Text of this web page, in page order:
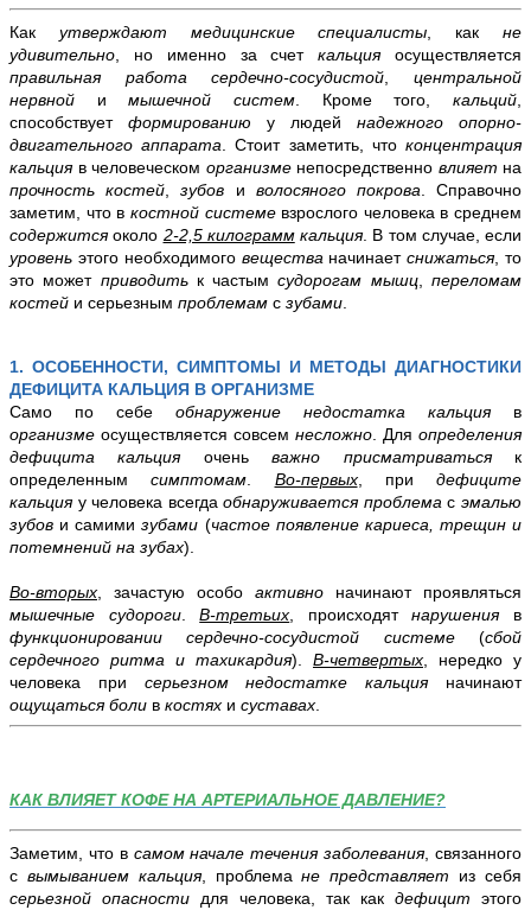
Как утверждают медицинские специалисты, какне
удивительно, но именно за счеткальцияосуществляется
правильная работа сердечно-сосудистой,центральной
нервной имышечной систем. Кроме того,кальций,
способствует формированию у людей надежного опорно-
двигательного аппарата. Стоит заметить, чтоконцентрация
кальция в человеческом организме непосредственно влияет на
прочность костей,зубов и волосяного покрова. Справочно
заметим, что в костной системевзрослого человека в среднем
содержитсяоколо 2-2,5 килограмм кальция. В том случае, если
уровень этого необходимого вещества начинаетснижаться, то
это может приводить к частымсудорогам мышц,переломам
костей и серьезным проблемам с зубами.
1. ОСОБЕННОСТИ, СИМПТОМЫ И МЕТОДЫ ДИАГНОСТИКИ
ДЕФИЦИТА КАЛЬЦИЯ В ОРГАНИЗМЕ
Само по себе обнаружение недостатка кальцияв
организме осуществляется совсем несложно. Для определения
дефицита кальция оченьважно присматриваться к
определеннымсимптомам. Во-первых, при дефиците
кальция у человека всегдаобнаруживается проблемасэмалью
зубов и самимизубами (частое появление кариеса, трещин и
потемнений на зубах).
Во-вторых, зачастую особо активно начинают проявляться
мышечные судороги.В-третьих, происходятнарушения в
функционировании сердечно-сосудистой системе(сбой
сердечного ритма и тахикардия). В-четвертых, нередко у
человека при серьезном недостатке кальцияначинают
ощущаться боли в костях и суставах.
КАК ВЛИЯЕТ КОФЕ НА АРТЕРИАЛЬНОЕ ДАВЛЕНИЕ?
Заметим, что в самом начале течения заболевания, связанного
с вымыванием кальция, проблемане представляет из себя
серьезной опасности для человека, так как дефицит этого